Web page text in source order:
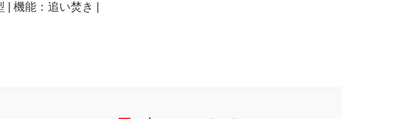
機能：追い焚き |